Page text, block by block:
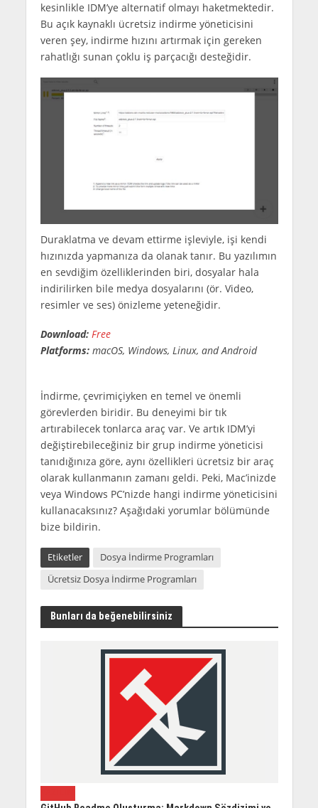
kesinlikle IDM’ye alternatif olmayı haketmektedir.
Bu açık kaynaklı ücretsiz indirme yöneticisini
veren şey, indirme hızını artırmak için gereken
rahatlığı sunan çoklu iş parçacığı desteğidir.
Duraklatma ve devam ettirme işleviyle, işi kendi
hızınızda yapmanıza da olanak tanır. Bu yazılımın
en sevdiğim özelliklerinden biri, dosyalar hala
indirilirken bile medya dosyalarını (ör. Video,
resimler ve ses) önizleme yeteneğidir.
Download: Free
Platforms: macOS, Windows, Linux, and Android
İndirme, çevrimiçiyken en temel ve önemli
görevlerden biridir. Bu deneyimi bir tık
artırabilecek tonlarca araç var. Ve artık IDM’yi
değiştirebileceğiniz bir grup indirme yöneticisi
tanıdığınıza göre, aynı özellikleri ücretsiz bir araç
olarak kullanmanın zamanı geldi. Peki, Mac’inizde
veya Windows PC’nizde hangi indirme yöneticisini
kullanacaksınız? Aşağıdaki yorumlar bölümünde
bize bildirin.
Etiketler
Dosya İndirme Programları
Ücretsiz Dosya İndirme Programları
Bunları da beğenebilirsiniz